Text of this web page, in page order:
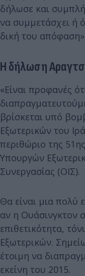
δήλωσε και
να συμμετάσχει ή
δική του
Η δήλωση
«Είναι προφανές
βρίσκεται υπό
Εξωτερικών του
περιθώριο της
Υπουργών
Συνεργασίας (ΟΙΣ).
Θα είναι μια πολύ
αν η Ουάσινγκτον
επιθετικότητα,
Εξωτερικών.
έτοιμη να
εκείνη του 2015.